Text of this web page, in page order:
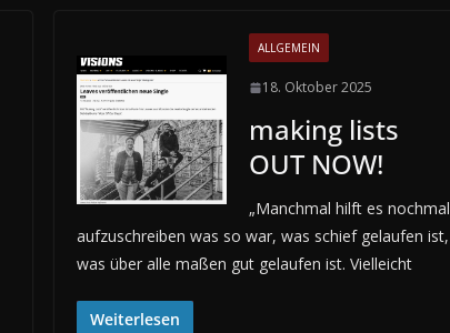
ALLGEMEIN
18. Oktober 2025
making lists
OUT NOW!
„Manchmal hilft es nochmal
aufzuschreiben was so war, was schief gelaufen ist,
was über alle maßen gut gelaufen ist. Vielleicht
Weiterlesen